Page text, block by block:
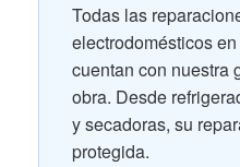
Todas las
electrodomésticos
cuentan con nuestra
obra. Desde
y secadoras, su
protegida.